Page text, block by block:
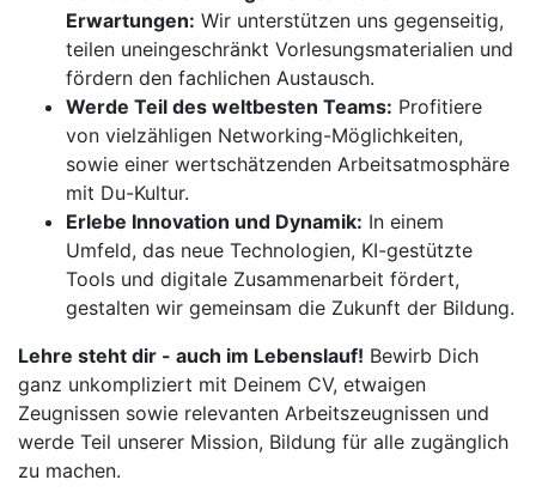
Erwartungen: Wir unterstützen uns gegenseitig,
teilen uneingeschränkt Vorlesungsmaterialien und
fördern den fachlichen Austausch.
Werde Teil des weltbesten Teams: Profitiere
von vielzähligen Networking-Möglichkeiten,
sowie einer wertschätzenden Arbeitsatmosphäre
mit Du-Kultur.
Erlebe Innovation und Dynamik: In einem
Umfeld, das neue Technologien, KI-gestützte
Tools und digitale Zusammenarbeit fördert,
gestalten wir gemeinsam die Zukunft der Bildung.
Lehre steht dir - auch im Lebenslauf! Bewirb Dich
ganz unkompliziert mit Deinem CV, etwaigen
Zeugnissen sowie relevanten Arbeitszeugnissen und
werde Teil unserer Mission, Bildung für alle zugänglich
zu machen.